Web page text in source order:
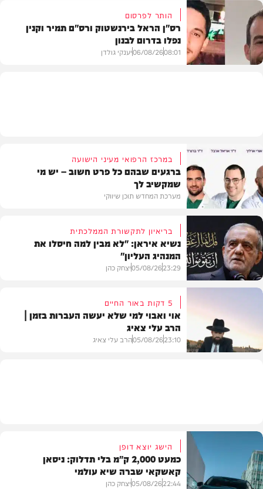
חדשות
הותר לפרסום
רס"ן הראל בירנשטוק ורס"ם תמיר וקנין
נפלו בדרום לבנון
08:01
06/08/26יענקי גולדן
תוכן שיווקי
במרכז הרפואי מעיני הישועה
ברגעים שבהם כל פרט חשוב – יש מי
שמקשיב לך
מערכת המחדש תוכן שיווקי
בעולם
בריאיון לתקשורת הממלכתית
נשיא איראן: "לא מבין למה חיסלו את
המנהיג העליון"
23:29
05/08/26יצחק כהן
5 דקות באור החיים
אוי ואבוי למי שלא יעשה העברות בזמן |
הרב עלי צאיג
23:10
05/08/26הרב עלי צאיג
הישג יוצא דופן
כמעט 2,000 ק"מ בלי תדלוק: ניסאן
קאשקאי שברה שיא עולמי
22:44
05/08/26יצחק כהן